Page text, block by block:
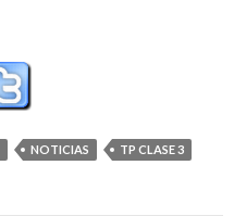
NOTICIAS TP CLASE 3